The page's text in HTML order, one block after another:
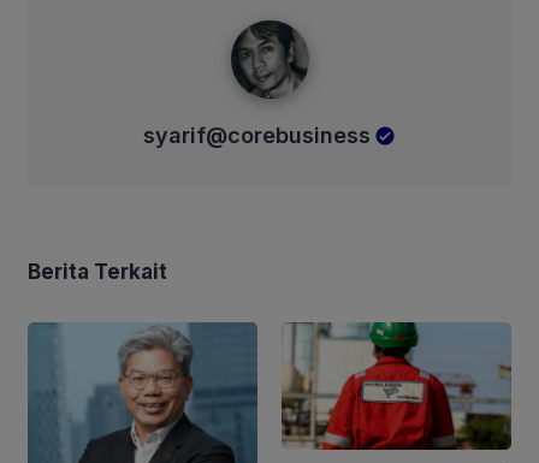
syarif@corebusiness
Berita Terkait